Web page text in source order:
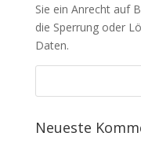
Sie ein Anrecht auf
die Sperrung oder
Daten.
Neueste